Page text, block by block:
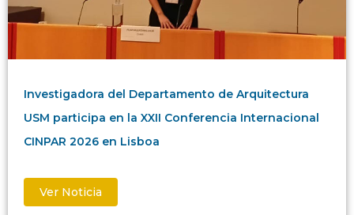
Investigadora del Departamento de Arquitectura
USM participa en la XXII Conferencia Internacional
CINPAR 2026 en Lisboa
Ver Noticia